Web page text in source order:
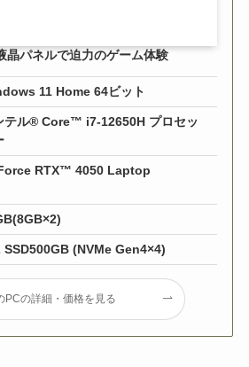
晶パネルで迫力のゲーム体験
11 Home 64ビット
テル® Core™ i7-12650H プロセッ
RTX™ 4050 Laptop
SSD500GB (NVMe Gen4×4)
PCの詳細・価格を見る